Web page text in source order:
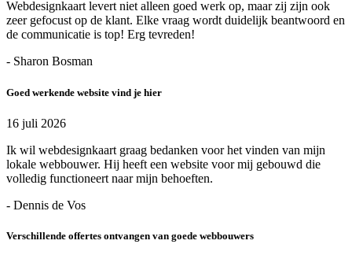
Webdesignkaart levert niet alleen goed werk op, maar zij zijn ook
zeer gefocust op de klant. Elke vraag wordt duidelijk beantwoord en
de communicatie is top! Erg tevreden!
- Sharon Bosman
Goed werkende website vind je hier
16 juli 2026
Ik wil webdesignkaart graag bedanken voor het vinden van mijn
lokale webbouwer. Hij heeft een website voor mij gebouwd die
volledig functioneert naar mijn behoeften.
- Dennis de Vos
Verschillende offertes ontvangen van goede webbouwers